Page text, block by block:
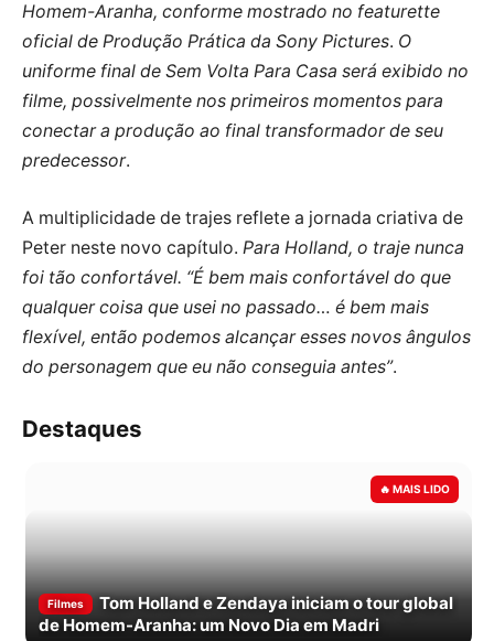
Homem-Aranha, conforme mostrado no featurette
oficial de Produção Prática da Sony Pictures. O
uniforme final de Sem Volta Para Casa será exibido no
filme, possivelmente nos primeiros momentos para
conectar a produção ao final transformador de seu
predecessor.
A multiplicidade de trajes reflete a jornada criativa de
Peter neste novo capítulo. Para Holland, o traje nunca
foi tão confortável. “É bem mais confortável do que
qualquer coisa que usei no passado… é bem mais
flexível, então podemos alcançar esses novos ângulos
do personagem que eu não conseguia antes”.
Destaques
Filmes
Tom Holland e Zendaya iniciam o tour global
de Homem-Aranha: um Novo Dia em Madri